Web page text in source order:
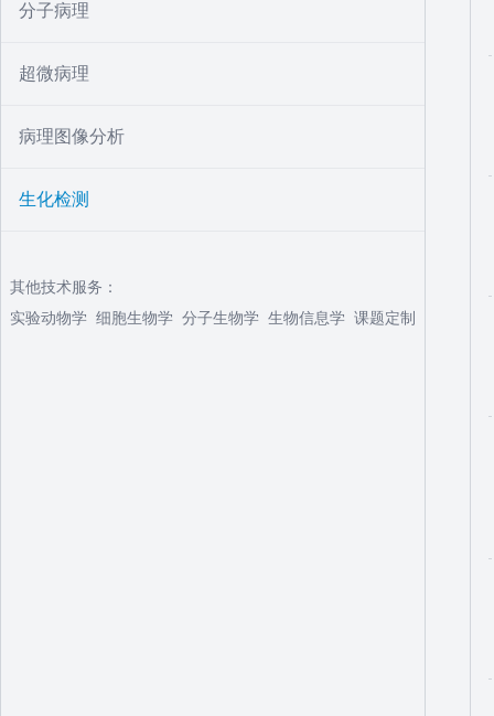
分子病理
超微病理
病理图像分析
生化检测
其他技术服务：
实验动物学 细胞生物学 分子生物学 生物信息学 课题定制